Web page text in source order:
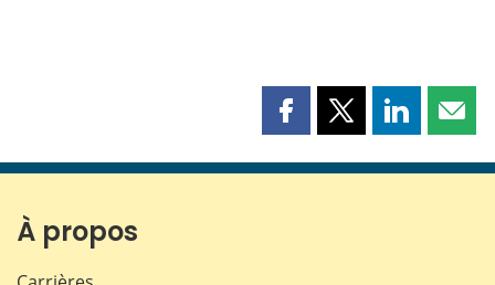
Partager
page
Partager
page
Partager
page page
À propos